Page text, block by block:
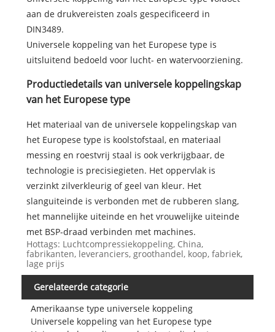
aan de drukvereisten zoals gespecificeerd in
DIN3489.
Universele koppeling van het Europese type is
uitsluitend bedoeld voor lucht- en watervoorziening.
Productiedetails van universele koppelingskap
van het Europese type
Het materiaal van de universele koppelingskap van
het Europese type is koolstofstaal, en materiaal
messing en roestvrij staal is ook verkrijgbaar, de
technologie is precisiegieten. Het oppervlak is
verzinkt zilverkleurig of geel van kleur. Het
slanguiteinde is verbonden met de rubberen slang,
het mannelijke uiteinde en het vrouwelijke uiteinde
met BSP-draad verbinden met machines.
Hottags: Luchtcompressiekoppeling, China,
fabrikanten, leveranciers, groothandel, koop, fabriek,
lage prijs
Gerelateerde categorie
Amerikaanse type universele koppeling
Universele koppeling van het Europese type